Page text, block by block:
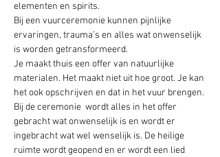
elementen en spirits.
Bij een vuurceremonie kunnen pijnlijke
ervaringen, trauma’s en alles wat onwenselijk
is worden getransformeerd.
Je maakt thuis een offer van natuurlijke
materialen. Het maakt niet uit hoe groot. Je kan
het ook opschrijven en dat in het vuur brengen.
Bij de ceremonie  wordt alles in het offer
gebracht wat onwenselijk is en wordt er
ingebracht wat wel wenselijk is. De heilige
ruimte wordt geopend en er wordt een lied